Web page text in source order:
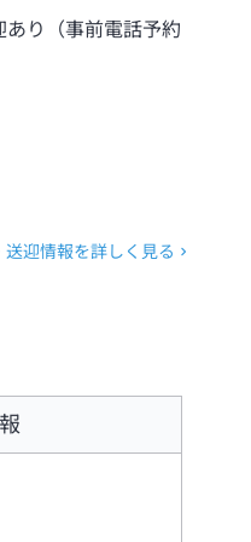
り（事前電話予約
送迎情報を詳しく見る